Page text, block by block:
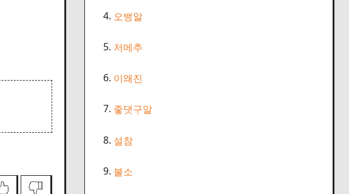
4. 오뱅알
5. 저메추
6. 이왜진
7. 좋댓구알
8. 설참
9. 불소